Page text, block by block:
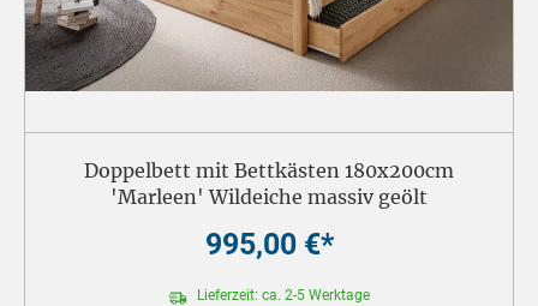
Doppelbett mit Bettkästen 180x200cm
'Marleen' Wildeiche massiv geölt
995,00 €*
Lieferzeit: ca. 2-5 Werktage